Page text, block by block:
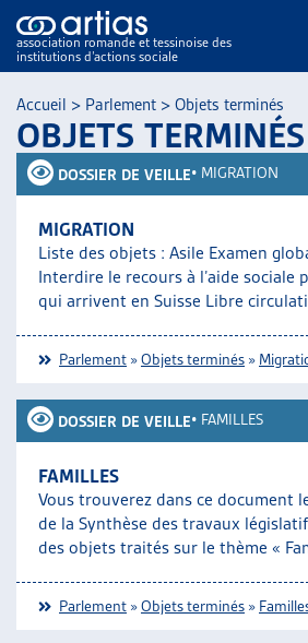
association romande et tessinoise des
institutions d’actions sociale
NOS PUBLICATIONS
ARTICLES
VEILLE
THÉMATIQUES
GUIDE SOCIAL ROMAND
AUTRES
ARTIAS
L’ASSOCIATION
PROJETS ET ACTIVITÉS
Accueil > Parlement > Objets terminés
OBJETS TERMINÉS
DOSSIER DE VEILLE• MIGRATION
MIGRATION
Liste des objets : Asile Examen
Interdire le recours à l’aide sociale
qui arrivent en Suisse Libre
Parlement »Objets terminés »
DOSSIER DE VEILLE• FAMILLES
FAMILLES
Vous trouverez dans ce document
de la Synthèse des travaux
des objets traités sur le thème «
Parlement »Objets terminés »